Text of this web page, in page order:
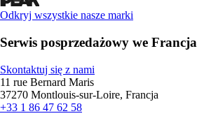
Odkryj wszystkie nasze marki
Serwis posprzedażowy we Francja
Skontaktuj się z nami
11 rue Bernard Maris
37270 Montlouis-sur-Loire, Francja
+33 1 86 47 62 58